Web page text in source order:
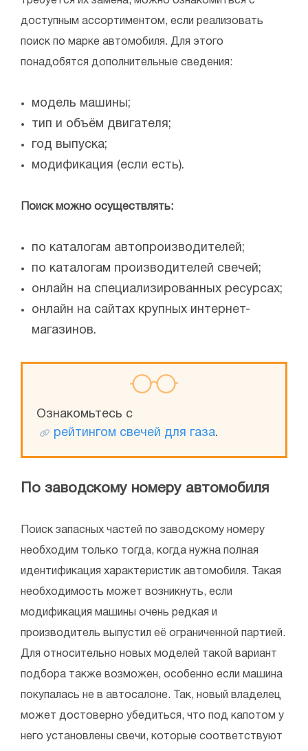
доступным ассортиментом, если реализовать
поиск по марке автомобиля. Для этого
понадобятся дополнительные сведения:
модель машины;
тип и объём двигателя;
год выпуска;
модификация (если есть).
Поиск можно осуществлять:
по каталогам автопроизводителей;
по каталогам производителей свечей;
онлайн на специализированных ресурсах;
онлайн на сайтах крупных интернет-
магазинов.
Ознакомьтесь с
рейтингом свечей для газа.
По заводскому номеру автомобиля
Поиск запасных частей по заводскому номеру
необходим только тогда, когда нужна полная
идентификация характеристик автомобиля. Такая
необходимость может возникнуть, если
модификация машины очень редкая и
производитель выпустил её ограниченной партией.
Для относительно новых моделей такой вариант
подбора также возможен, особенно если машина
покупалась не в автосалоне. Так, новый владелец
может достоверно убедиться, что под капотом у
него установлены свечи, которые соответствуют